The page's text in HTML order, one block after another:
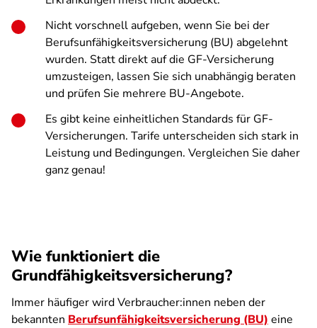
Nicht vorschnell aufgeben, wenn Sie bei der
Berufsunfähigkeitsversicherung (BU) abgelehnt
wurden. Statt direkt auf die GF-Versicherung
umzusteigen, lassen Sie sich unabhängig beraten
und prüfen Sie mehrere BU-Angebote.
Es gibt keine einheitlichen Standards für GF-
Versicherungen. Tarife unterscheiden sich stark in
Leistung und Bedingungen. Vergleichen Sie daher
ganz genau!
Wie funktioniert die
Grundfähigkeitsversicherung?
Immer häufiger wird Verbraucher:innen neben der
bekannten Berufsunfähigkeitsversicherung (BU) eine